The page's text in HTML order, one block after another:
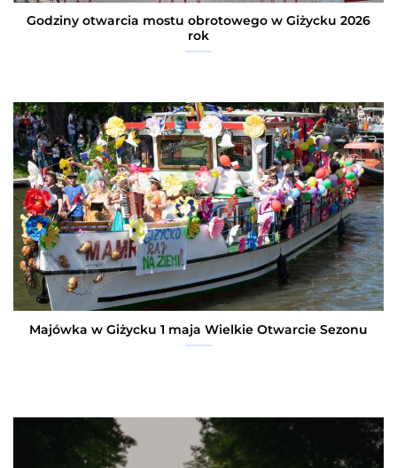
Godziny otwarcia mostu obrotowego w Giżycku 2026
rok
Majówka w Giżycku 1 maja Wielkie Otwarcie Sezonu